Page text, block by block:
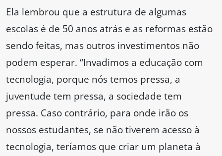
Ela lembrou que a estrutura de algumas
escolas é de 50 anos atrás e as reformas estão
sendo feitas, mas outros investimentos não
podem esperar. “Invadimos a educação com
tecnologia, porque nós temos pressa, a
juventude tem pressa, a sociedade tem
pressa. Caso contrário, para onde irão os
nossos estudantes, se não tiverem acesso à
tecnologia, teríamos que criar um planeta à